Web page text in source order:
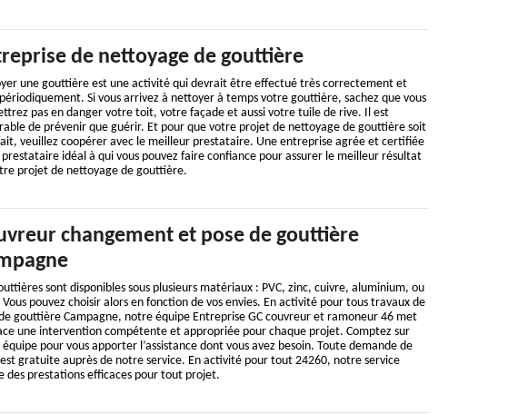
de nettoyage de gouttière
une gouttière est une activité qui devrait être effectué très correctement et
Si vous arrivez à nettoyer à temps votre gouttière, sachez que vous
pas en danger votre toit, votre façade et aussi votre tuile de rive. Il est
de prévenir que guérir. Et pour que votre projet de nettoyage de gouttière soit
veuillez coopérer avec le meilleur prestataire. Une entreprise agrée et certifiée
idéal à qui vous pouvez faire confiance pour assurer le meilleur résultat
projet de nettoyage de gouttière.
changement et pose de gouttière
sont disponibles sous plusieurs matériaux : PVC, zinc, cuivre, aluminium, ou
pouvez choisir alors en fonction de vos envies. En activité pour tous travaux de
gouttière Campagne, notre équipe Entreprise GC couvreur et ramoneur 46 met
une intervention compétente et appropriée pour chaque projet. Comptez sur
pour vous apporter l’assistance dont vous avez besoin. Toute demande de
gratuite auprès de notre service. En activité pour tout 24260, notre service
des prestations efficaces pour tout projet.